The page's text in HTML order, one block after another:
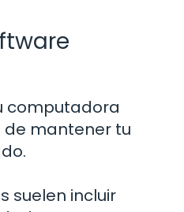
computadora
mantener tu
suelen incluir